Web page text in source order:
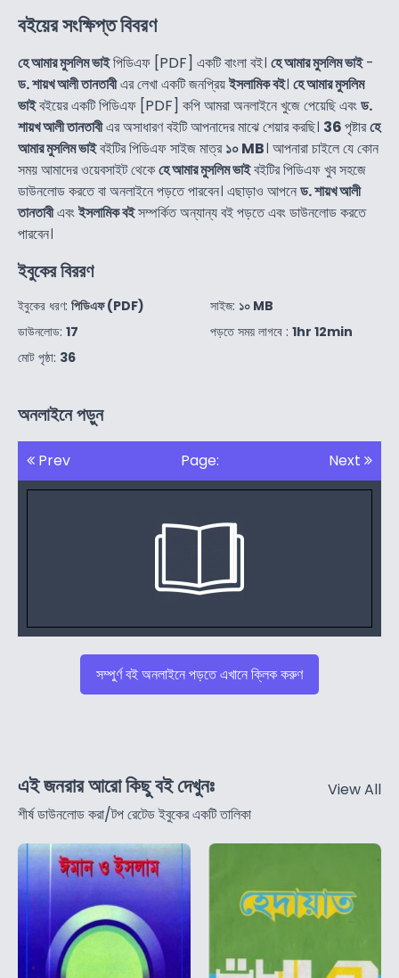
বইয়ের সংক্ষিপ্ত বিবরণ
হে আমার মুসলিম ভাইপিডিএফ [PDF] একটি বাংলা বই। হে আমার মুসলিম ভাই-
ড. শায়খ আলী তানতাবীএর লেখা একটি জনপ্রিয়ইসলামিক বই। হে আমার মুসলিম
ভাইবইয়ের একটি পিডিএফ [PDF] কপি আমরা অনলাইনে খুজে পেয়েছি এবংড.
শায়খ আলী তানতাবীএর অসাধারণ বইটি আপনাদের মাঝে শেয়ার করছি। 36পৃষ্টারহে
আমার মুসলিম ভাইবইটির পিডিএফ সাইজ মাত্র১০ MB। আপনারা চাইলে যে কোন
সময় আমাদের ওয়েবসাইট থেকেহে আমার মুসলিম ভাইবইটির পিডিএফ খুব সহজে
ডাউনলোড করতে বা অনলাইনে পড়তে পারবেন। এছাড়াও আপনেড. শায়খ আলী
তানতাবীএবংইসলামিক বইসম্পর্কিত অন্যান্য বই পড়তে এবং ডাউনলোড করতে
পারবেন।
ইবুকের বিররণ
ইবুকের ধরণ: পিডিএফ (PDF)
ডাউনলোড: 17
মোট পৃষ্ঠা: 36
সাইজ: ১০ MB
পড়তে সময় লাগবে : 1hr 12min
অনলাইনে পড়ুন
Prev Page: Next
সম্পুর্ণ বই অনলাইনে পড়তে এখানে ক্লিক করুণ
এই জনরার আরো কিছু বই দেখুনঃ
শীর্ষ ডাউনলোড করা/টপ রেটেড ইবুকের একটি তালিকা
View All